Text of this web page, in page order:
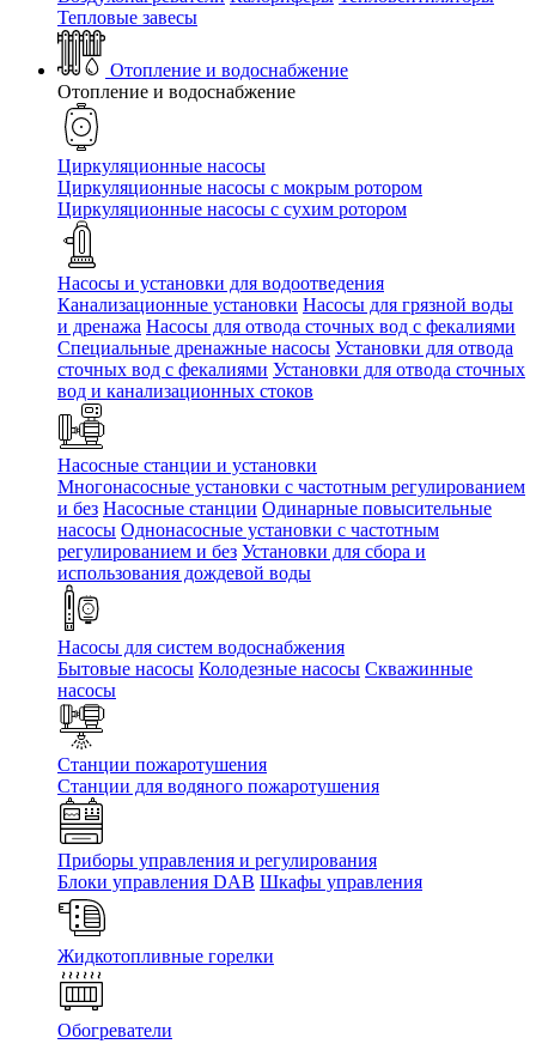
Тепловые завесы
Отопление и водоснабжение
Отопление и водоснабжение
Циркуляционные насосы
Циркуляционные насосы с мокрым ротором
Циркуляционные насосы с сухим ротором
Насосы и установки для водоотведения
Канализационные установки Насосы для грязной воды
и дренажа Насосы для отвода сточных вод c фекалиями
Специальные дренажные насосы Установки для отвода
сточных вод c фекалиями Установки для отвода сточных
вод и канализационных стоков
Насосные станции и установки
Многонасосные установки с частотным регулированием
и без Насосные станции Одинарные повысительные
насосы Однонасосные установки с частотным
регулированием и без Установки для сбора и
использования дождевой воды
Насосы для систем водоснабжения
Бытовые насосы Колодезные насосы Скважинные
насосы
Станции пожаротушения
Станции для водяного пожаротушения
Приборы управления и регулирования
Блоки управления DAB Шкафы управления
Жидкотопливные горелки
Обогреватели